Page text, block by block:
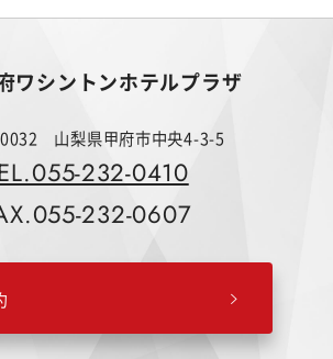
ワシントンホテルプラザ
山梨県甲府市中央4-3-5
232-0410
232-0607